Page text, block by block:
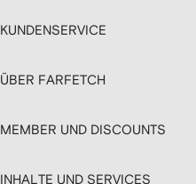
KUNDENSERVICE
ÜBER FARFETCH
MEMBER UND DISCOUNTS
INHALTE UND SERVICES